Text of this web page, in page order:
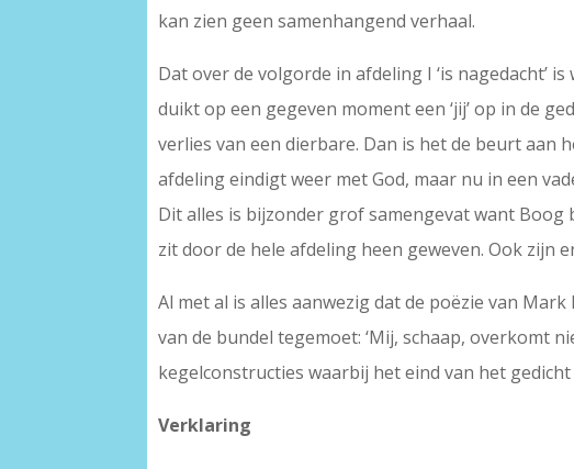
kan zien geen samenhangend verhaal.
Dat over de volgorde in afdeling I ‘is nagedacht’
duikt op een gegeven moment een ‘jij’ op in de
verlies van een dierbare. Dan is het de beurt aan
afdeling eindigt weer met God, maar nu in een
Dit alles is bijzonder grof samengevat want Boog
zit door de hele afdeling heen geweven. Ook zijn
Al met al is alles aanwezig dat de poëzie van
van de bundel tegemoet: ‘Mij, schaap, overkomt
kegelconstructies waarbij het eind van het
Verklaring